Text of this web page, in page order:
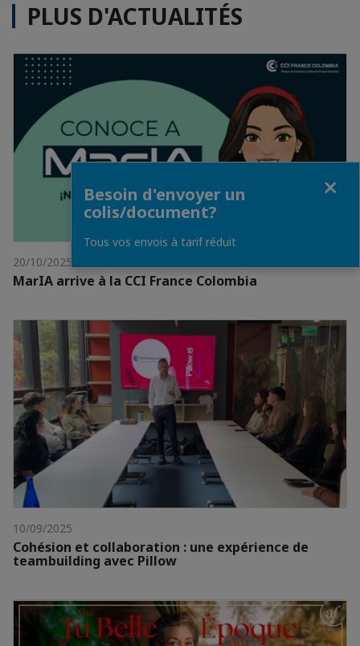
PLUS D'ACTUALITÉS
20/10/2025
MarIA arrive à la CCI France Colombia
10/09/2025
Cohésion et collaboration : une expérience de
teambuilding avec Pillow
Besoin d'envoyer un
colis/document?
Tous vos envois à tarif réduit